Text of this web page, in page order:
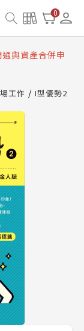
0
書櫃開通申請
與資產合併申
書櫃開通申請
工作 I型優勢2